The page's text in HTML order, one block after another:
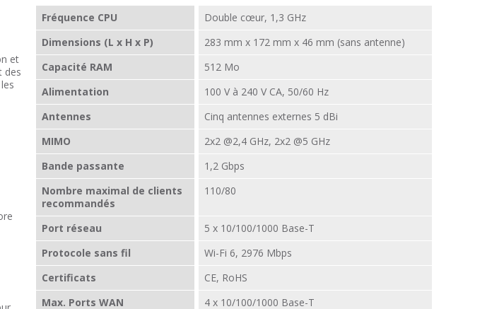
et
des
Fréquence CPU
Double cœur, 1,3 GHz
Dimensions (L x H x P)
283 mm x 172 mm x 46 mm (sans antenne)
Capacité RAM
512 Mo
Alimentation
100 V à 240 V CA, 50/60 Hz
Antennes
Cinq antennes externes 5 dBi
MIMO
2x2 @2,4 GHz, 2x2 @5 GHz
Bande passante
1,2 Gbps
Nombre maximal de clients
recommandés
110/80
Port réseau
5 x 10/100/1000 Base-T
Protocole sans fil
Wi-Fi 6, 2976 Mbps
Certificats
CE, RoHS
Max. Ports WAN
4 x 10/100/1000 Base-T